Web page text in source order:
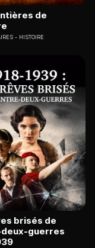
de
HISTOIRE
brisés de
guerres